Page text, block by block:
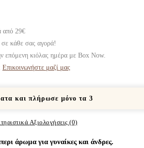
από 29€
σε κάθε σας αγορά!
επόμενη κιόλας ημέρα με Box Now.
Επικοινωνήστε μαζί μας
και πλήρωσε μόνο τα 3
Αξιολογήσεις (0)
άρωμα για γυναίκες και άνδρες.